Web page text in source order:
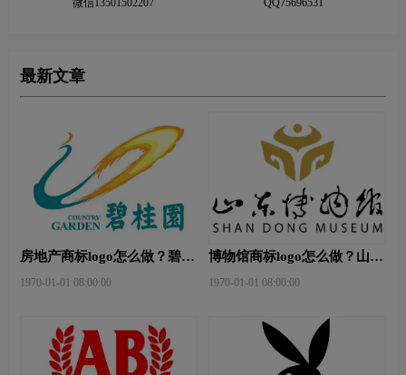
微信13501502207 QQ75696531
最新文章
房地产商标logo怎么做？碧桂
1970-01-01 08:00:00
博物馆商标logo怎么做？山东
logo设计
1970-01-01 08:00:00